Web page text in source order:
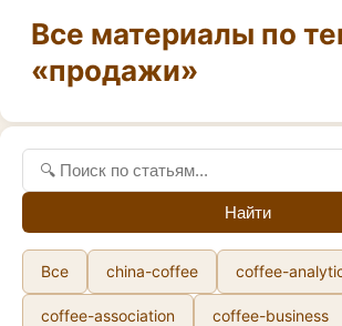
Все материалы по
«продажи»
Найти
Все china-coffee coffee-
coffee-association coffee-business